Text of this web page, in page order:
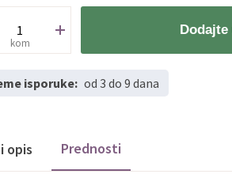
kom
isporuke: od 3 do 9 dana
opis Prednosti